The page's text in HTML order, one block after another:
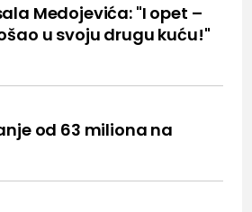
Medojevića: "I opet –
u svoju drugu kuću!"
od 63 miliona na